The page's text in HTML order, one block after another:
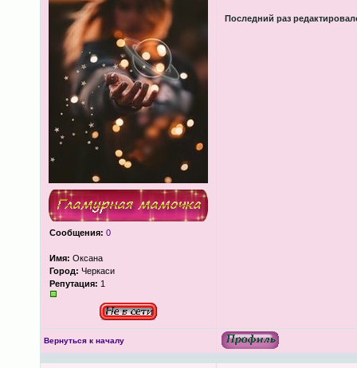
Сообщения: 0
Имя: Оксана
Город: Черкаси
Репутация: 1
Последний раз
Вернуться к началу